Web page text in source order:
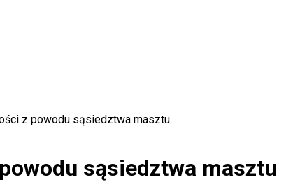
z powodu sąsiedztwa masztu
sąsiedztwa masztu